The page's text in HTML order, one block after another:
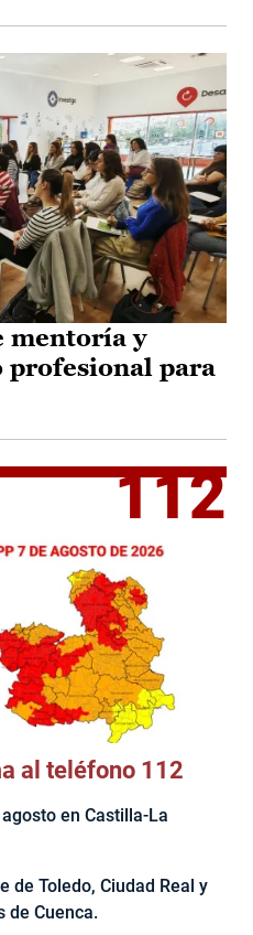
mentoría y
profesional para
112
al teléfono 112
agosto en Castilla-La
de Toledo, Ciudad Real y
de Cuenca.